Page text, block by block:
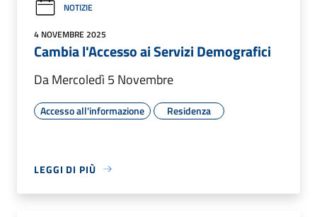
NOTIZIE
4 NOVEMBRE 2025
Cambia l'Accesso ai Servizi Demografici
Da Mercoledì 5 Novembre
Accesso all'informazione Residenza
LEGGI DI PIÙ